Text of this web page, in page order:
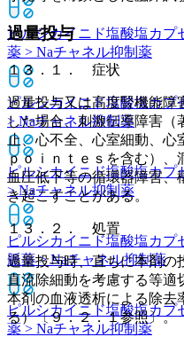
ピルシカイニド塩酸塩カプ
薬 > Naチャネル抑制薬
ピルシカイニド塩酸塩カプ
> Naチャネル抑制薬
ピルシカイニド塩酸塩カプ
> Naチャネル抑制薬
ピルシカイニド塩酸塩カプ
脈薬 > Naチャネル抑制薬
ピルシカイニド塩酸塩カプ
薬 > Naチャネル抑制薬
過量投与
１３．１． 症状
過量投与又は高度腎機能障
した場合、刺激伝導障害（
止、心不全、心室細動、
ｐｏｉｎｔｅｓを含む）、
血圧低下等の循環器障害、
き起こすことがある。
１３．２． 処置
過量投与時、直ちに本剤の
直流除細動を考慮する等適
本剤の血液透析による除去
る）〔９．２．１参照〕。